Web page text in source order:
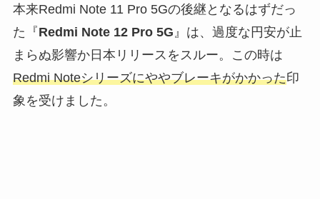
本来Redmi Note 11 Pro 5Gの後継となるはずだっ
た『Redmi Note 12 Pro 5G』は、過度な円安が止
まらぬ影響か日本リリースをスルー。この時は
Redmi Noteシリーズにややブレーキがかかった印
象を受けました。